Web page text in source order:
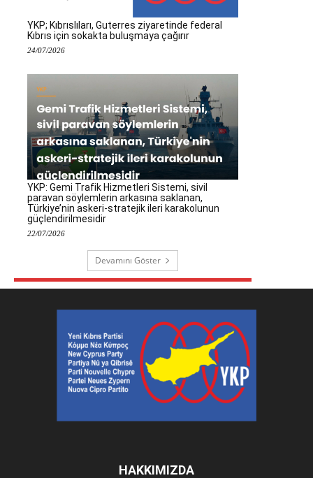
YKP; Kıbrıslıları, Guterres ziyaretinde federal
Kıbrıs için sokakta buluşmaya çağırır
24/07/2026
YKP: Gemi Trafik Hizmetleri Sistemi, sivil
paravan söylemlerin arkasına saklanan,
Türkiye’nin askeri-stratejik ileri karakolunun
güçlendirilmesidir
22/07/2026
Devamını Göster
HAKKIMIZDA